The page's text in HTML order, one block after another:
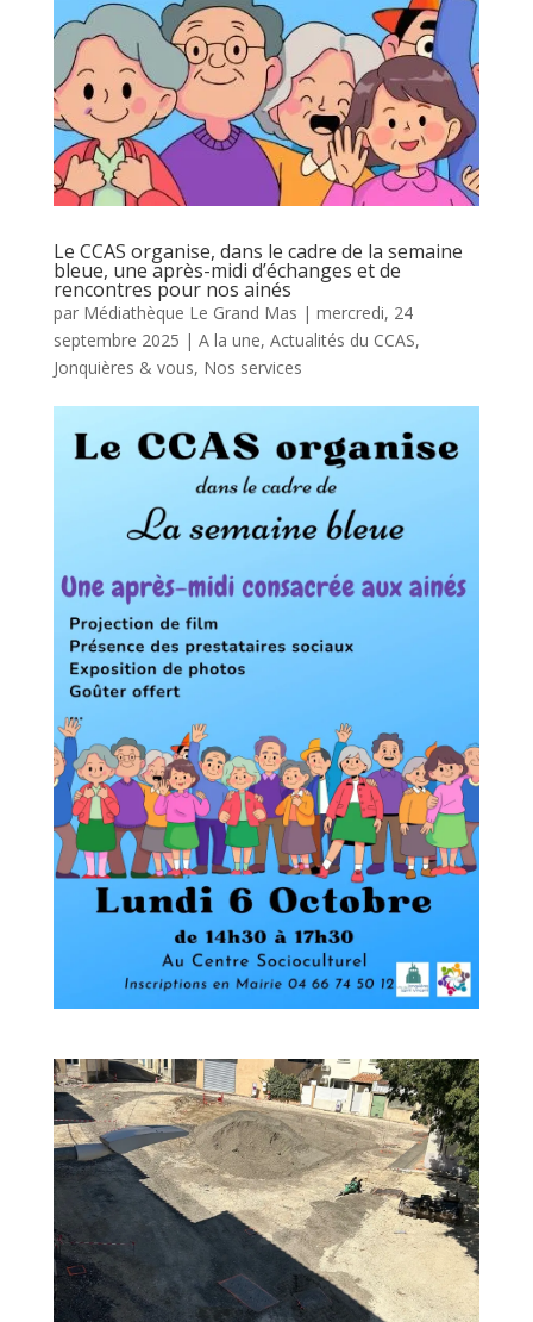
Le CCAS organise, dans le cadre de la semaine
bleue, une après-midi d’échanges et de
rencontres pour nos ainés
par Médiathèque Le Grand Mas | mercredi, 24
septembre 2025 | A la une, Actualités du CCAS,
Jonquières & vous, Nos services